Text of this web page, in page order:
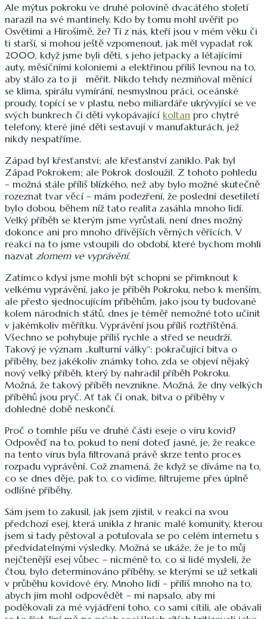
Ale mýtus pokroku ve druhé polovině dvacátého století
narazil na své mantinely. Kdo by tomu mohl uvěřit po
Osvětimi a Hirošimě, že? Ti z nás, kteří jsou v mém věku či
ti starší, si mohou ještě vzpomenout, jak měl vypadat rok
2000, když jsme byli děti, s jeho jetpacky a létajícími
auty, měsíčními koloniemi a elektřinou příliš levnou na to,
aby stálo za to ji měřit. Nikdo tehdy nezmiňoval měnící
se klima, spirálu vymírání, nesmyslnou práci, oceánské
proudy, topící se v plastu, nebo miliardáře ukrývyjící se ve
svých bunkrech či děti vykopávající koltan pro chytré
telefony, které jiné děti sestavují v manufakturách, jež
nikdy nespatříme.
Západ byl křesťanství; ale křesťanství zaniklo. Pak byl
Západ Pokrokem; ale Pokrok dosloužil. Z tohoto pohledu
– možná stále příliš blízkého, než aby bylo možné skutečně
rozeznat tvar věcí – mám podezření, že poslední desetiletí
bylo dobou, během níž tato realita zasáhla mnoho lidí.
Velký příběh se kterým jsme vyrůstali, není dnes možný
dokonce ani pro mnoho dřívějších věrných věřících. V
reakci na to jsme vstoupili do období, které bychom mohli
nazvat zlomem ve vyprávění.
Zatímco kdysi jsme mohli být schopni se přimknout k
velkému vyprávění, jako je příběh Pokroku, nebo k menším,
ale přesto sjednocujícím příběhům, jako jsou ty budované
kolem národních států, dnes je téměř nemožné toto učinit
v jakémkoliv měřítku. Vyprávění jsou příliš roztříštěná.
Všechno se pohybuje příliš rychle a střed se neudrží.
Takový je význam „kulturní války“: pokračující bitva o
příběhy, bez jakékoliv známky toho, zda se objeví nějaký
nový velký příběh, který by nahradil příběh Pokroku.
Možná, že takový příběh nevznikne. Možná, že dny velkých
příběhů jsou pryč. Ať tak či onak, bitva o příběhy v
dohledné době neskončí.
Proč o tomhle píšu ve druhé části eseje o viru kovid?
Odpověď na to, pokud to není doteď jasné, je, že reakce
na tento virus byla filtrovaná právě skrze tento proces
rozpadu vyprávění. Což znamená, že když se díváme na to,
co se dnes děje, pak to, co vidíme, filtrujeme přes úplně
odlišné příběhy.
Sám jsem to zakusil, jak jsem zjistil, v reakci na svou
předchozí esej, která unikla z hranic malé komunity, kterou
jsem si tady pěstoval a potulovala se po celém internetu s
předvídatelnými výsledky. Možná se ukáže, že je to můj
nejčtenější esej vůbec – nicméně to, co si lidé mysleli, že
čtou, bylo determinováno příběhy, se kterými se už setkali
v průběhu kovidové éry. Mnoho lidí – příliš mnoho na to,
abych jim mohl odpovědět – mi napsalo, aby mi
poděkovali za mé vyjádření toho, co sami cítili, ale obávali